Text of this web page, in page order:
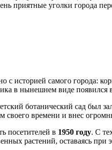
приятные уголки города
с историей самого города:
в нынешнем виде появился
ботанический сад был
времени и внес
посетителей в 1950 году. С
растений, оставаясь